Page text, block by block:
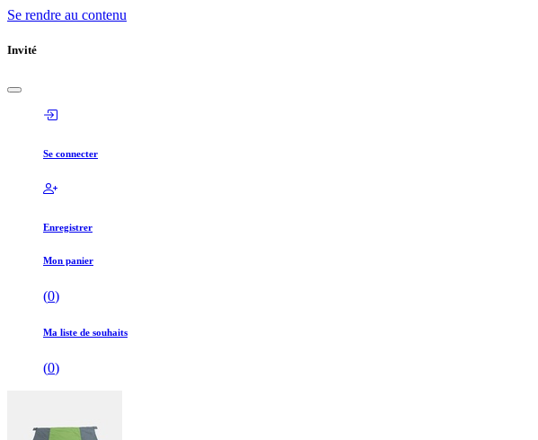
Se rendre au contenu
Invité
Se connecter
Enregistrer
Mon panier
(0)
Ma liste de souhaits
(0)